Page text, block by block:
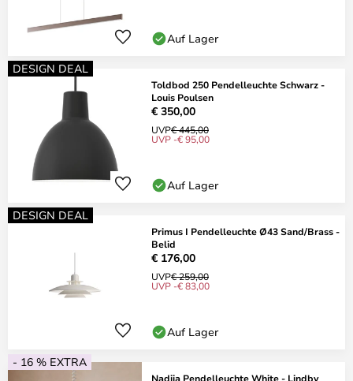
Auf Lager
DESIGN DEAL
Toldbod 250 Pendelleuchte Schwarz -
Louis Poulsen
€ 350,00
UVP€ 445,00
UVP -€ 95,00
Auf Lager
DESIGN DEAL
Primus I Pendelleuchte Ø43 Sand/Brass -
Belid
€ 176,00
UVP€ 259,00
UVP -€ 83,00
Auf Lager
- 16 % EXTRA
Nadija Pendelleuchte White - Lindby